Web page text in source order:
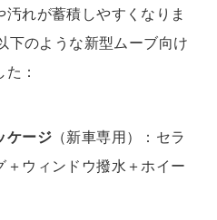
汚れが蓄積しやすくなりま
下のような新型ムーブ向け
：
ケージ （新車専用）：セラ
＋ウィンドウ撥水＋ホイー